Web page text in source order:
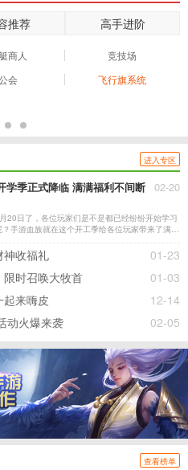
推荐 高手进阶
商人
竞技场
会 飞行旗系统
进入专区
学季正式降临 满满福利不间断 02-20
20日了，各位玩家们是不是都已经纷纷开始学习
手游血族就在这个开工季给各位玩家带来了满满
01-23
神收福礼
01-03
限时召唤大牧首
12-14
来嗨皮
02-05
动火爆来袭
查看榜单